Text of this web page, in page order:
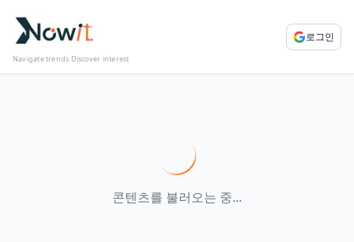
Navigate trends Discover interest
로그인
콘텐츠를 불러오는 중...